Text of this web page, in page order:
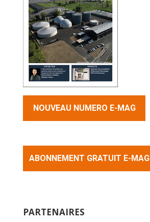
NOUVEAU NUMERO E-MAG
ABONNEMENT GRATUIT E-MAG
PARTENAIRES